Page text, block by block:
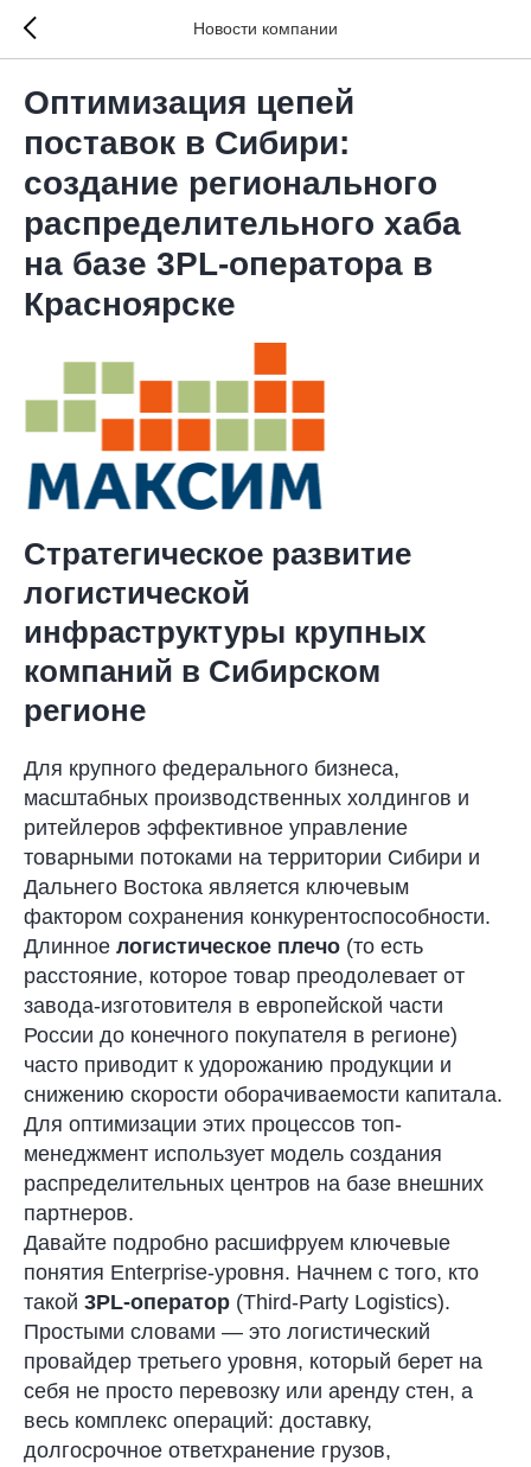
Новости компании
Оптимизация цепей
поставок в Сибири:
создание регионального
распределительного хаба
на базе 3PL-оператора в
Красноярске
Стратегическое развитие
логистической
инфраструктуры крупных
компаний в Сибирском
регионе
Для крупного федерального бизнеса,
масштабных производственных холдингов и
ритейлеров эффективное управление
товарными потоками на территории Сибири и
Дальнего Востока является ключевым
фактором сохранения конкурентоспособности.
Длинное логистическое плечо (то есть
расстояние, которое товар преодолевает от
завода-изготовителя в европейской части
России до конечного покупателя в регионе)
часто приводит к удорожанию продукции и
снижению скорости оборачиваемости капитала.
Для оптимизации этих процессов топ-
менеджмент использует модель создания
распределительных центров на базе внешних
партнеров.
Давайте подробно расшифруем ключевые
понятия Enterprise-уровня. Начнем с того, кто
такой 3PL-оператор (Third-Party Logistics).
Простыми словами — это логистический
провайдер третьего уровня, который берет на
себя не просто перевозку или аренду стен, а
весь комплекс операций: доставку,
долгосрочное ответхранение грузов,